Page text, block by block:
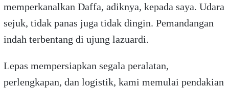
memperkanalkan Daffa, adiknya, kepada saya. Udara
sejuk, tidak panas juga tidak dingin. Pemandangan
indah terbentang di ujung lazuardi.
Lepas mempersiapkan segala peralatan,
perlengkapan, dan logistik, kami memulai pendakian